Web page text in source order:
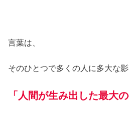
言葉は、
そのひとつで多くの人に多大な
「人間が生み出した最大の